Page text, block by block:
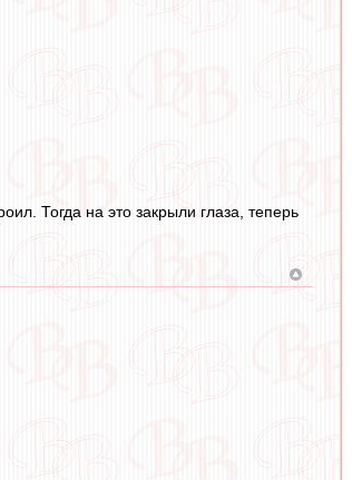
Тогда на это закрыли глаза, теперь